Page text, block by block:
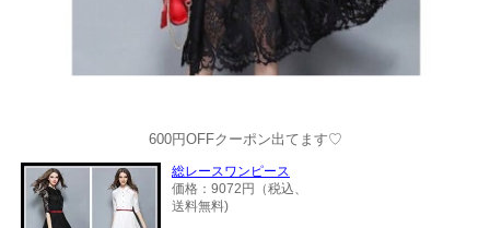
600円OFFクーポン出てます♡
総レースワンピース
価格：9072円（税込、
送料無料)